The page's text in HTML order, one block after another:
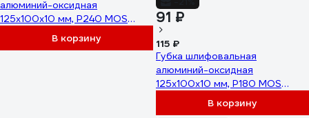
алюминий-оксидная
125x100x10 мм, Р240 MOS
В корзину
91 ₽
115 ₽
Губка шлифовальная
алюминий-оксидная
125x100x10 мм, Р180 MOS
В корзину